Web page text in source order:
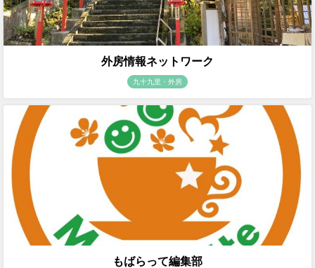
外房情報ネットワーク
九十九里・外房
もばらって編集部